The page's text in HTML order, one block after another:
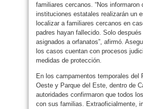
familiares cercanos. “Nos informaron
instituciones estatales realizarán un
localizar a familiares cercanos en
padres hayan fallecido. Solo después
asignados a orfanatos”, afirmó.
los casos cuentan con procesos
medidas de protección.
En los campamentos temporales del
Oeste y Parque del Este, dentro de
autoridades confirmaron que todos
con sus familias. Extraoficialmente,